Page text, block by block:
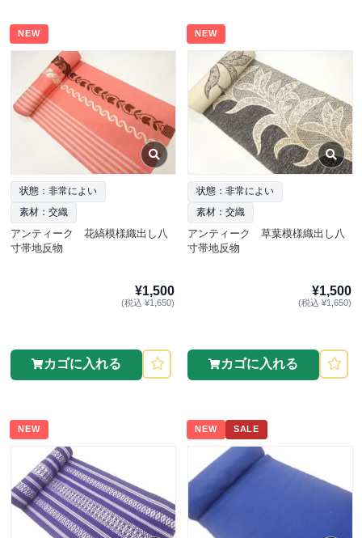
NEW
状態：非常によい
素材：交織
アンティーク 花縞模様織出し八
寸帯地反物
¥1,500
(税込 ¥1,650)
カゴに入れる
NEW
状態：非常によい
素材：交織
アンティーク 草葉模様織出し八
寸帯地反物
¥1,500
(税込 ¥1,650)
カゴに入れる
NEW NEW SALE